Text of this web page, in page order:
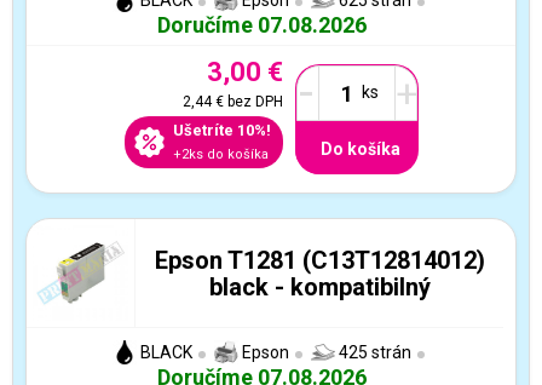
Doručíme 07.08.2026
3,00 €
2,44 €bez DPH
Ušetríte 10%!
+2ks do košíka
- +
Do košíka
Epson T1281 (C13T12814012)
black - kompatibilný
BLACK Epson 425 strán
Doručíme 07.08.2026